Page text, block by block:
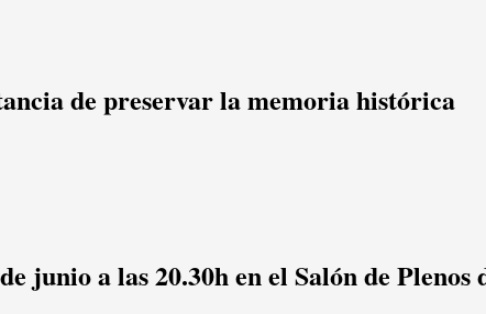
de preservar la memoria histórica
a las 20.30h en el Salón de Plenos